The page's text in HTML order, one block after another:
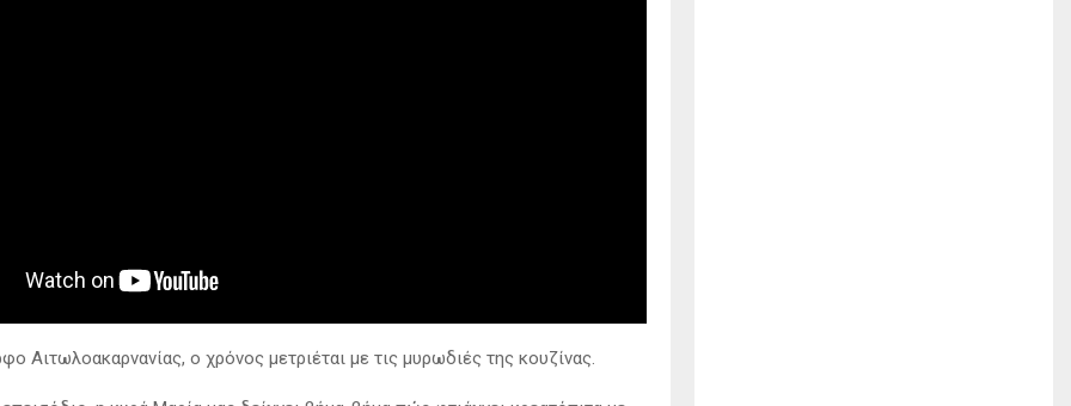
Αιτωλοακαρνανίας, ο χρόνος μετριέται με τις μυρωδιές της κουζίνας.